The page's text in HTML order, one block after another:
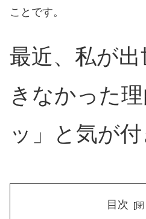
ことです。
最近、私が
きなかった
ッ」と気が付
目次